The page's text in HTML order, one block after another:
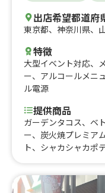
出店希望都道府
東京都、 神奈川県、
特徴
大型イベント対応、
ー、 アルコールメニ
ル電源
提供商品
ガーデンタコス、ベ
ー、炭火焼プレミ
ト、シャカシャカポ
プランツミートキー
ンツミート肉まん、